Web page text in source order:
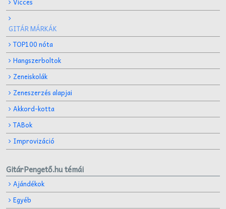
GITÁR MÁRKÁK
TOP100 nóta
Hangszerboltok
Zeneiskolák
Zeneszerzés alapjai
Akkord-kotta
TABok
Improvizáció
GitárPengető.hu témái
Ajándékok
Egyéb